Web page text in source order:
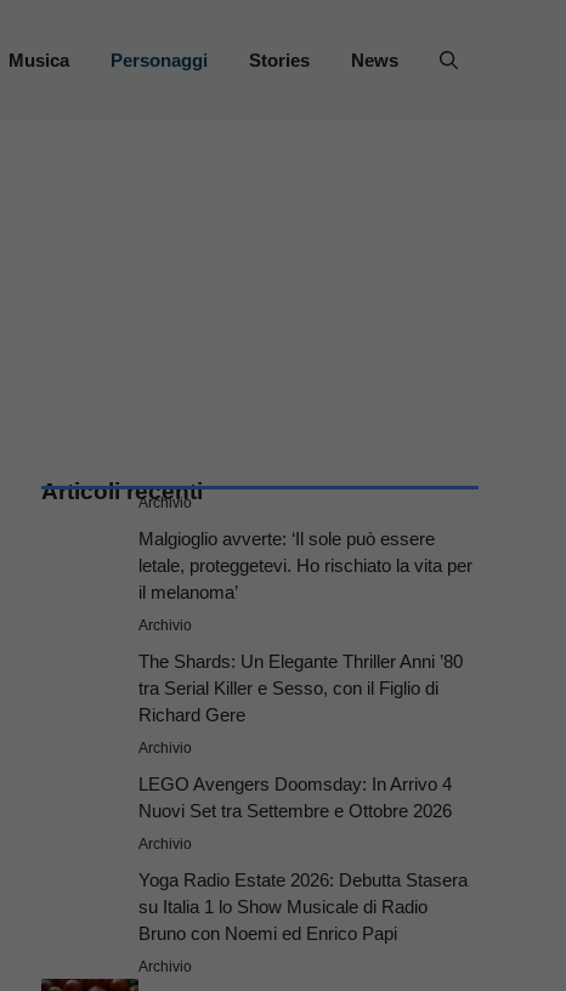
Musica Personaggi Stories News
Articoli recenti
Archivio
Malgioglio avverte: ‘Il sole può essere
letale, proteggetevi. Ho rischiato la vita per
il melanoma’
Archivio
The Shards: Un Elegante Thriller Anni ’80
tra Serial Killer e Sesso, con il Figlio di
Richard Gere
Archivio
LEGO Avengers Doomsday: In Arrivo 4
Nuovi Set tra Settembre e Ottobre 2026
Archivio
Yoga Radio Estate 2026: Debutta Stasera
su Italia 1 lo Show Musicale di Radio
Bruno con Noemi ed Enrico Papi
Archivio